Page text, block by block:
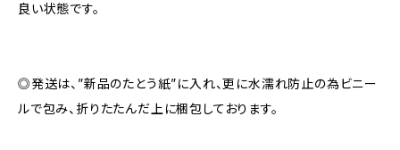
良い状態です。
◎発送は、”新品のたとう紙”に入れ、更に水濡れ防止の為ビニー
ルで包み、折りたたんだ上に梱包しております。